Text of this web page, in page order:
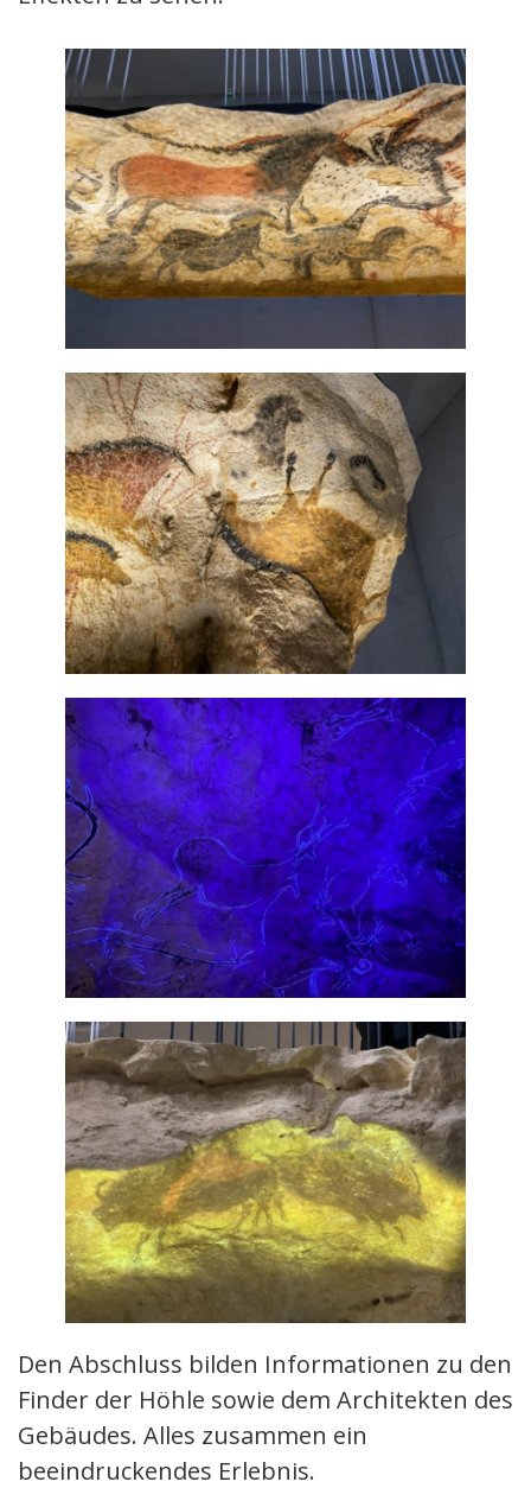
Den Abschluss bilden Informationen zu den
Finder der Höhle sowie dem Architekten des
Gebäudes. Alles zusammen ein
beeindruckendes Erlebnis.